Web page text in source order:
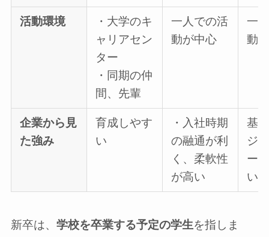
活動環境
・大学のキ
ャリアセン
ター
・同期の仲
間、先輩
一人での活
動が中心
一
動
企業から見
た強み
育成しやす
い
・入社時期
の融通が利
く、柔軟性
が高い
基
ジ
ー
い
新卒は、 学校を卒業する予定の学生を指しま